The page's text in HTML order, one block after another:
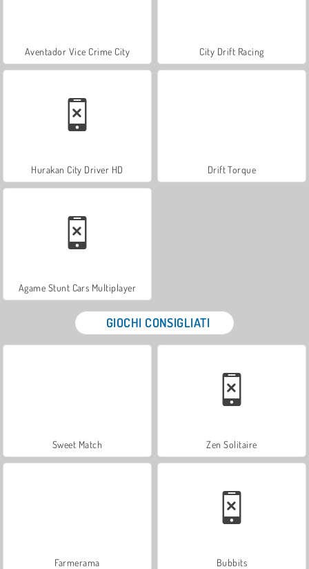
Aventador Vice Crime City City Drift Racing
Hurakan City Driver HD Drift Torque
Agame Stunt Cars Multiplayer
GIOCHI CONSIGLIATI
Sweet Match Zen Solitaire
Farmerama Bubbits